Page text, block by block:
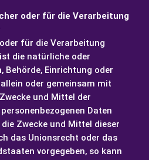
oder für die Verarbeitung
für die Verarbeitung
die natürliche oder
Behörde, Einrichtung oder
oder gemeinsam mit
und Mittel der
Daten
Zwecke und Mittel dieser
das Unionsrecht oder das
vorgegeben, so kann